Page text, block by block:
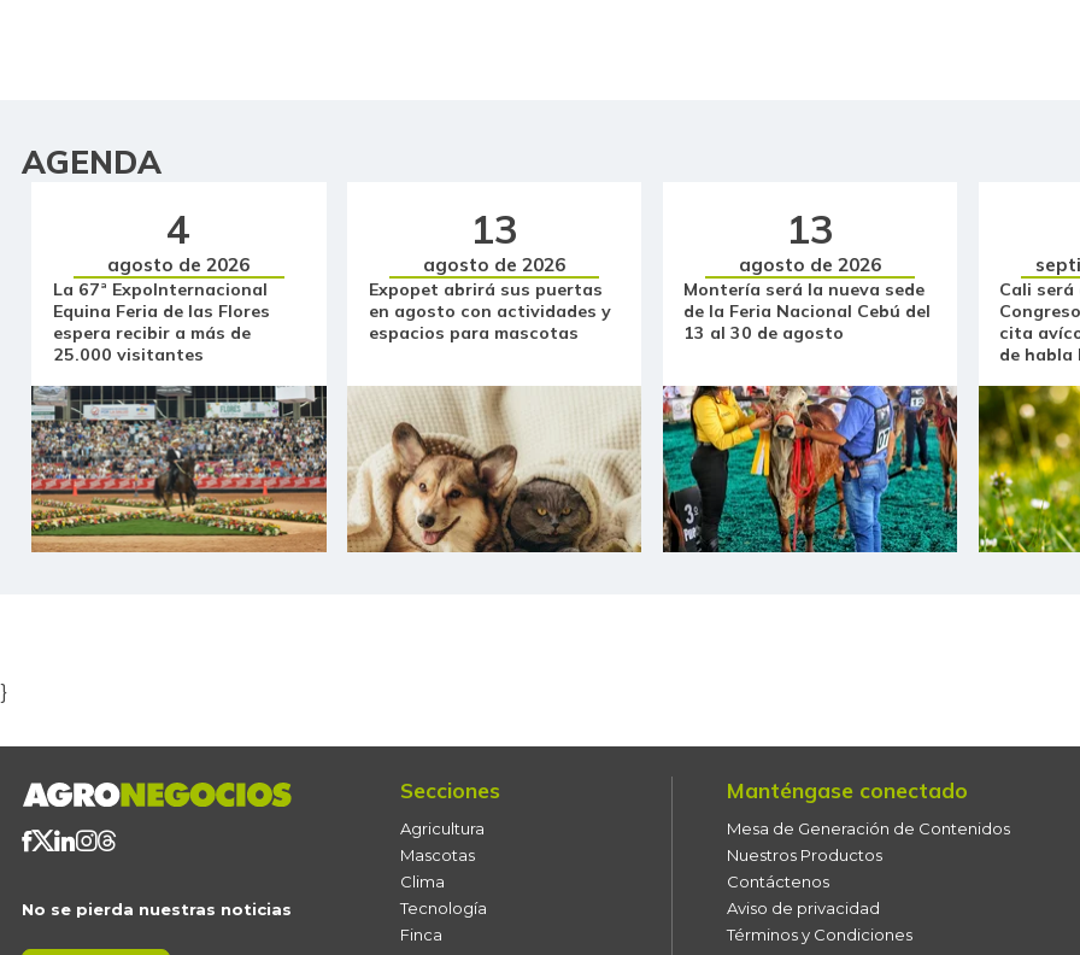
Bocachico importado
Bola de brazo de res
Bola de pierna de res
Bota de res
Brazo con hueso de cerdo
Brazo sin hueso de cerdo
Café instantáneo
Café molido
Calabaza
Camarón Tití precocido
entero
AGENDA
4
agosto de 2026
La 67ª ExpoInternacional
Equina Feria de las Flores
espera recibir a más de
25.000 visitantes
13
agosto de 2026
Expopet abrirá sus puertas
en agosto con actividades y
espacios para mascotas
13
agosto de 2026
Montería será la nueva sede
de la Feria Nacional Cebú del
13 al 30 de agosto
Cali será
cita
de habla
}
No se pierda nuestras noticias
Secciones
Agricultura
Mascotas
Clima
Tecnología
Finca
Manténgase conectado
Mesa de Generación de Contenidos
Nuestros Productos
Contáctenos
Aviso de privacidad
Términos y Condiciones